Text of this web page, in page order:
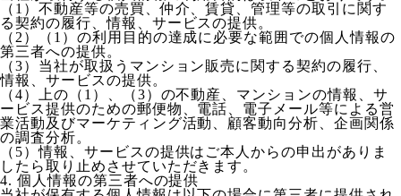
（1）不動産等の売買、仲介、賃貸、管理等の取引に関す
る契約の履行、情報、サービスの提供。
（2）（1）の利用目的の達成に必要な範囲での個人情報の
第三者への提供。
（3）当社が取扱うマンション販売に関する契約の履行、
情報、サービスの提供。
（4）上の（1）、（3）の不動産、マンションの情報、サ
ービス提供のための郵便物、電話、電子メール等による営
業活動及びマーケティング活動、顧客動向分析、企画関係
の調査分析。
（5）情報、サービスの提供はご本人からの申出がありま
したら取り止めさせていただきます。
4. 個人情報の第三者への提供